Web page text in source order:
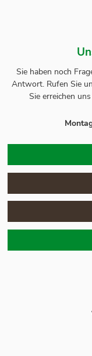
Sie haben noch
Antwort. Rufen Sie
Sie erreichen